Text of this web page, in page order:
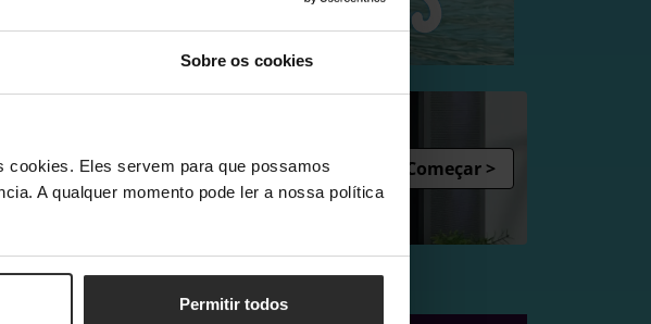
Sobre os cookies
Eles servem para que possamos
A qualquer momento pode ler a nossa política
Permitir todos
Começar >